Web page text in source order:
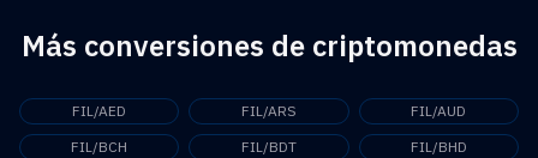
Más conversiones de criptomonedas
FIL/AED FIL/ARS
FIL/AUD
FIL/BCH
FIL/BDT
FIL/BHD